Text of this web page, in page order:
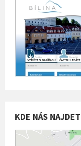
KDE NÁS